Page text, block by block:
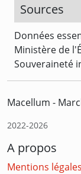
Sources
Données
Ministère de
Souveraineté
Macellum -
2022-2026
A propos
Mentions légales